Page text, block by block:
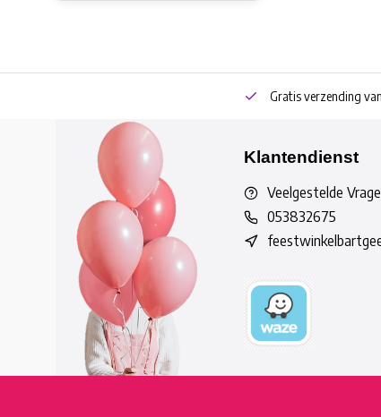
Gratis verzending
Klantendienst
Veelgestelde
053832675